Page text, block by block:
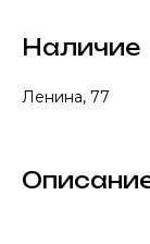
Наличие
Ленина, 77